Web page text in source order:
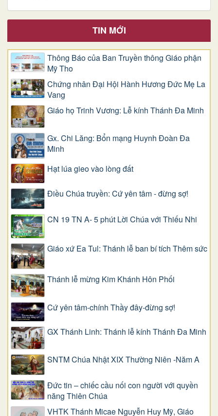
TIN MỚI
Thông Báo của Ban Truyền thông Giáo phận
Mỹ Tho
Chứng nhân Đại Hội Hành Hương Đức Mẹ La
Vang
Giáo họ Trinh Vương: Lễ kính Thánh Đa Minh
Gx. Chi Lăng: Bổn mạng Huynh Đoàn Đa
Minh
Hạt lúa gieo vào lòng đất
Điều Chúa truyền: Cứ yên tâm - đừng sợ!
CN 19 TN A- 5 phút Lời Chúa với Thiếu Nhi
Giáo xứ Ea Tul: Thánh lễ ban bí tích Thêm sức
Thánh lễ mừng Kim Khánh Hôn Phối
Cứ yên tâm-chính Thầy đây-đừng sợ!
GX Thánh Linh: Thánh lễ kính Thánh Đa Minh
SNTM Chúa Nhật XIX Thường Niên -Năm A
Đức tin – chiếc cầu nối con người với quyền
năng Thiên Chúa
VHTK Thánh Micae Nguyễn Huy Mỹ, Giáo